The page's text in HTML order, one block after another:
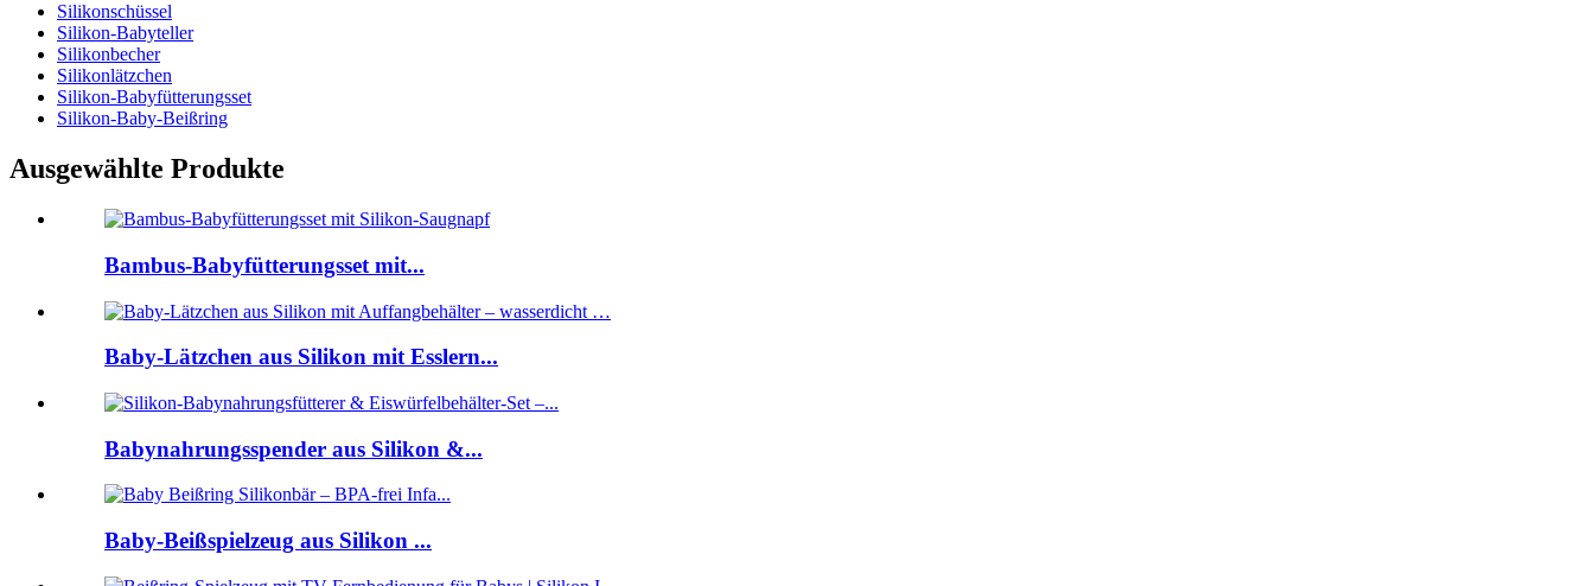
Silikonschüssel
Silikon-Babyteller
Silikonbecher
Silikonlätzchen
Silikon-Babyfütterungsset
Silikon-Baby-Beißring
Ausgewählte Produkte
Bambus-Babyfütterungsset mit...
Baby-Lätzchen aus Silikon mit Esslern...
Babynahrungsspender aus Silikon &...
Baby-Beißspielzeug aus Silikon ...